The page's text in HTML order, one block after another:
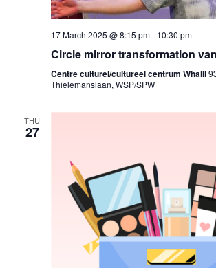
17 March 2025 @ 8:15 pm- 10:30 pm
Circle mirror transformation
Centre culturel/cultureel centrum Whalll
Thielemanslaan, WSP/SPW
THU
27